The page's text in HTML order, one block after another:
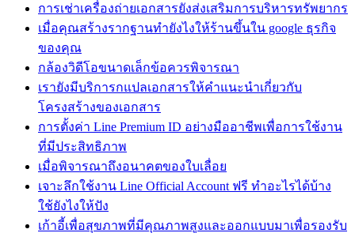
การเช่าเครื่องถ่ายเอกสารยังส่งเสริมการบริหารทรัพยากร
เมื่อคุณสร้างรากฐานทํายังไงให้ร้านขึ้นใน google ธุรกิจ
ของคุณ
กล้องวิดีโอขนาดเล็กข้อควรพิจารณา
เรายังมีบริการกแปลเอกสารให้คำแนะนำเกี่ยวกับ
โครงสร้างของเอกสาร
การตั้งค่า Line Premium ID อย่างมืออาชีพเพื่อการใช้งาน
ที่มีประสิทธิภาพ
เมื่อพิจารณาถึงอนาคตของใบเลื่อย
เจาะลึกใช้งาน Line Official Account ฟรี ทำอะไรได้บ้าง
ใช้ยังไงให้ปัง
เก้าอี้เพื่อสุขภาพที่มีคุณภาพสูงและออกแบบมาเพื่อรองรับ